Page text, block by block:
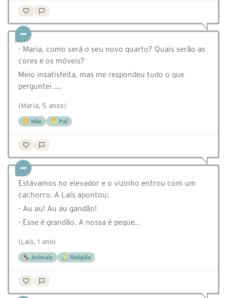
- Maria, como será o seu novo quarto? Quais serão as
cores e os móveis?
Meio insatisfeita, mas me respondeu tudo o que
perguntei .…
(Maria, 5 anos)
Mãe Pai
Estávamos no elevador e o vizinho entrou com um
cachorro. A Laís apontou:
- Au au! Au au gandão!
- Esse é grandão. A nossa é peque…
(Laís, 1 ano)
Animais Religião